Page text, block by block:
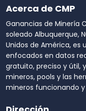
Acerca de CMP
Ganancias de Minería
soleado Albuquerque,
Unidos de América, es
enfocados en datos
gratuito, preciso y útil,
mineros, pools y las
mineros funcionando